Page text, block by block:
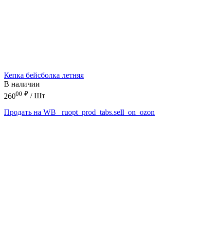
Кепка бейсболка летняя
В наличии
26000 ₽ / Шт
Продать на WB
_ruopt_prod_tabs.sell_on_ozon